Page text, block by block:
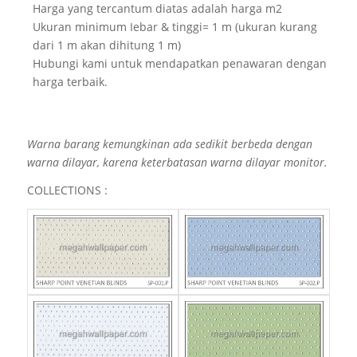
Harga yang tercantum diatas adalah harga m2
Ukuran minimum Iebar & tinggi= 1 m (ukuran kurang
dari 1 m akan dihitung 1 m)
Hubungi kami untuk mendapatkan penawaran dengan
harga terbaik.
Warna barang kemungkinan ada sedikit berbeda dengan
warna dilayar, karena keterbatasan warna dilayar monitor.
COLLECTIONS :